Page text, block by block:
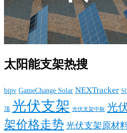
太阳能支架热搜
bipv GameChange Solar NEXTracker
顶 光伏支架 光伏支架中标 光
架价格走势 光伏支架原材